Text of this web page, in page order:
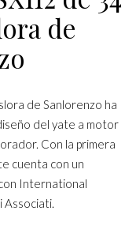
de
de Sanlorenzo ha
del yate a motor
Con la primera
cuenta con un
International
Associati.